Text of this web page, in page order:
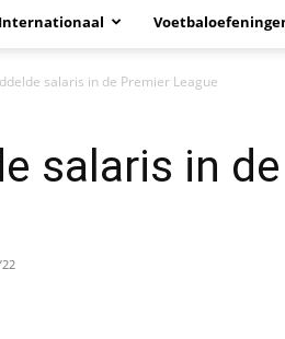
Internationaal
salaris in de Premier League
salaris in